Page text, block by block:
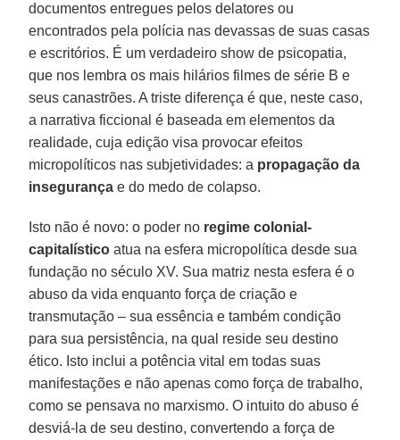
documentos entregues pelos delatores ou
encontrados pela polícia nas devassas de suas casas
e escritórios. É um verdadeiro show de psicopatia,
que nos lembra os mais hilários filmes de série B e
seus canastrões. A triste diferença é que, neste caso,
a narrativa ficcional é baseada em elementos da
realidade, cuja edição visa provocar efeitos
micropolíticos nas subjetividades: a propagação da
insegurança e do medo de colapso.
Isto não é novo: o poder no regime colonial-
capitalístico atua na esfera micropolítica desde sua
fundação no século XV. Sua matriz nesta esfera é o
abuso da vida enquanto força de criação e
transmutação – sua essência e também condição
para sua persistência, na qual reside seu destino
ético. Isto inclui a potência vital em todas suas
manifestações e não apenas como força de trabalho,
como se pensava no marxismo. O intuito do abuso é
desviá-la de seu destino, convertendo a força de